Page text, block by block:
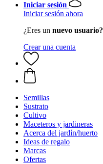
Iniciar sesión
Iniciar sesión ahora
¿Eres un nuevo usuario?
Crear una cuenta
Semillas
Sustrato
Cultivo
Maceteros y jardineras
Acerca del jardín/huerto
Ideas de regalo
Marcas
Ofertas